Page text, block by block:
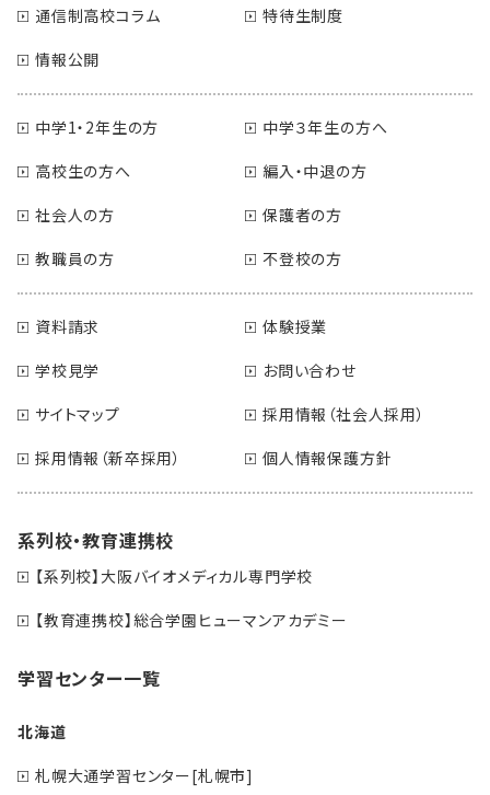
通信制高校コラム
特待生制度
情報公開
中学1・2年生の方
中学３年生の方へ
高校生の方へ
編入・中退の方
社会人の方
保護者の方
教職員の方
不登校の方
資料請求
体験授業
学校見学
お問い合わせ
サイトマップ
採用情報（社会人採用）
採用情報（新卒採用）
個人情報保護方針
系列校・教育連携校
【系列校】大阪バイオメディカル専門学校
【教育連携校】総合学園ヒューマンアカデミー
学習センター一覧
北海道
札幌大通学習センター[札幌市]